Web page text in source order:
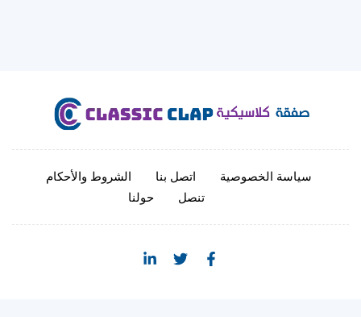
سياسة الخصوصية اتصل بنا
الشروط والأحكام
تنصل
حولنا